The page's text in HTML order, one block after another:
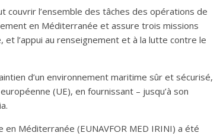
couvrir l’ensemble des tâches des opérations de
en Méditerranée et assure trois missions
l’appui au renseignement et à la lutte contre le
d’un environnement maritime sûr et sécurisé,
(UE), en fournissant – jusqu’à son
en Méditerranée (EUNAVFOR MED IRINI) a été